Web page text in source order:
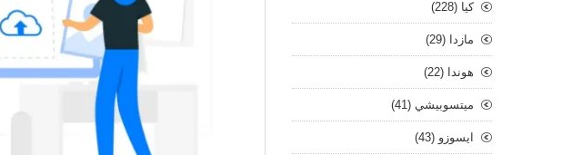
كيا (228)
مازدا (29)
هوندا (22)
ميتسوبيشي (41)
ايسوزو (43)